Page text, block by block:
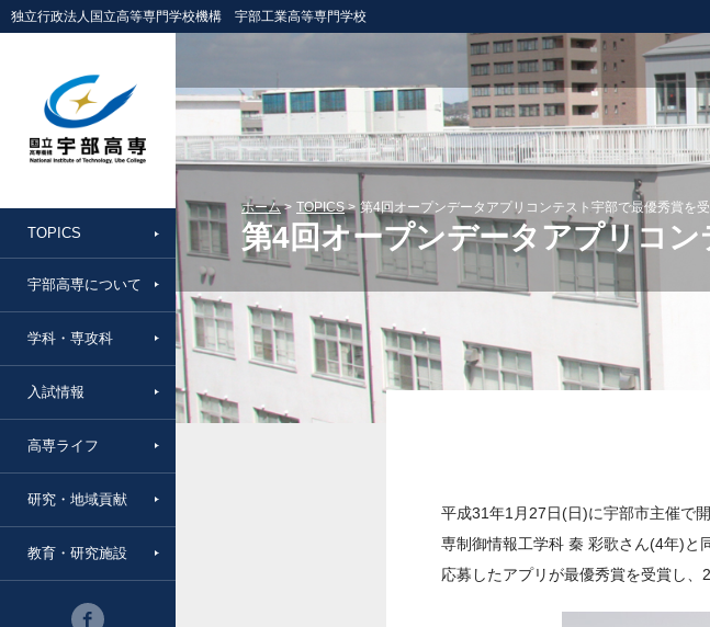
独立行政法人国立高等専門学校機構 宇部工業高等専門学校
TOPICS
宇部高専について
学科・専攻科
入試情報
高専ライフ
研究・地域貢献
教育・研究施設
ホーム TOPICS 第4回オープンデータアプリコンテスト宇部で最優秀賞を
第4回オープンデータアプリコ
平成31年1月27日(日)に宇部市主催で
専制御情報工学科 秦 彩歌さん(4年)と
応募したアプリが最優秀賞を受賞し、